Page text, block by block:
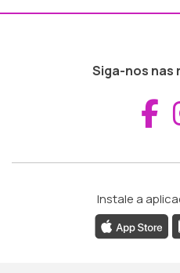
Siga-nos nas
Instale a